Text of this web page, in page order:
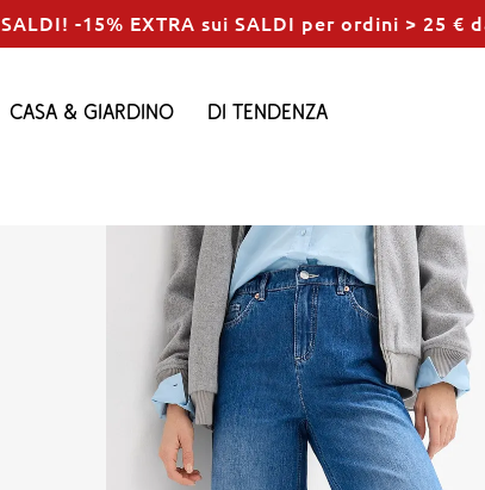
SALDI! -15% EXTRA sui SALDI per ordini > 25 €
Casa & Giardino Di tendenza